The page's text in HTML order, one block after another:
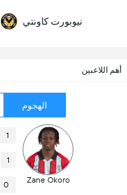
نيوبورت كاونتي
أهم اللاعبين
الهجوم
Zane Okoro
1
1
0